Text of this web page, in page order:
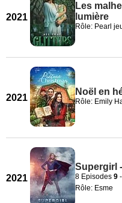
2021
Les
lumière
Rôle: Pearl
2021
Noël en
Rôle: Emily
2021
Supergirl
8 Episodes 9 -
Rôle: Esme